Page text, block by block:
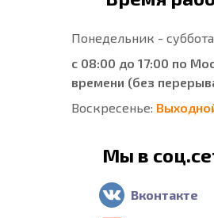
Понедельник -
с 08:00 до 17:00 по
времени (без
Воскресенье:
Мы в
Вконтакте